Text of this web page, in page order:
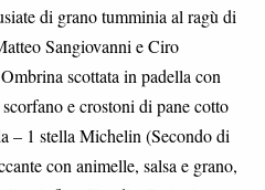
di grano tumminia al ragù di
Sangiovanni e Ciro
scottata in padella con
e crostoni di pane cotto
– 1 stella Michelin (Secondo di
con animelle, salsa e grano,